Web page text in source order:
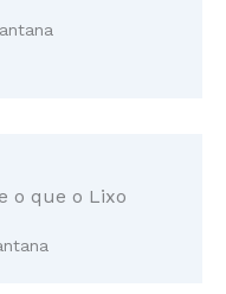
o que o Lixo